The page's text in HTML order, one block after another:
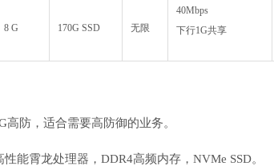
8 G 170G SSD 无限
40Mbps
下行1G共享
高防，适合需要高防御的业务。
性能霄龙处理器，DDR4高频内存，NVMe SSD。